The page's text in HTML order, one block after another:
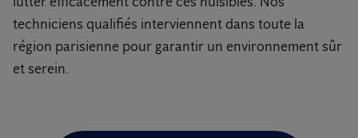
techniciens qualifiés interviennent dans toute la
région parisienne pour garantir un environnement sûr
et serein.